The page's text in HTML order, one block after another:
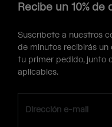
Recibe un 10%
Suscríbete a nuestros
de minutos recibirás un
tu primer pedido, junto
aplicables.